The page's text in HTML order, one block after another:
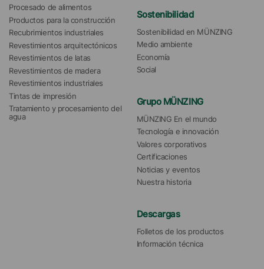
Procesado de alimentos
Productos para la construcción
Recubrimientos industriales
Revestimientos arquitectónicos
Revestimientos de latas
Revestimientos de madera
Revestimientos industriales
Tintas de impresión
Tratamiento y procesamiento del
agua
Sostenibilidad
Sostenibilidad en MÜNZING
Medio ambiente
Economía
Social
Grupo MÜNZING
MÜNZING En el mundo
Tecnología e innovación
Valores corporativos
Certificaciones
Noticias y eventos
Nuestra historia
Descargas
Folletos de los productos
Información técnica